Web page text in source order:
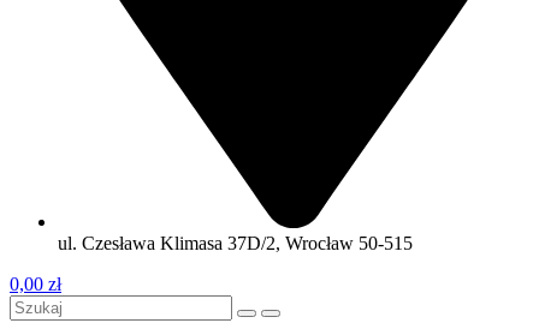
ul. Czesława Klimasa 37D/2, Wrocław 50-515
0,00 zł